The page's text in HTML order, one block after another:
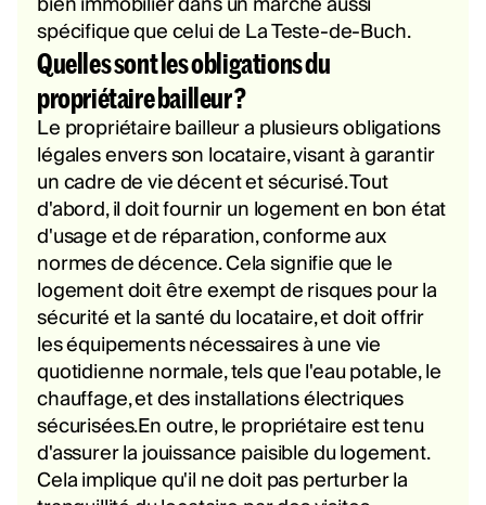
spécifique que celui de La Teste-de-Buch.
Quelles sont les obligations du
propriétaire bailleur ?
Le propriétaire bailleur a plusieurs obligations
légales envers son locataire, visant à garantir
un cadre de vie décent et sécurisé. Tout
d'abord, il doit fournir un logement en bon état
d'usage et de réparation, conforme aux
normes de décence. Cela signifie que le
logement doit être exempt de risques pour la
sécurité et la santé du locataire, et doit offrir
les équipements nécessaires à une vie
quotidienne normale, tels que l'eau potable, le
chauffage, et des installations électriques
sécurisées.En outre, le propriétaire est tenu
d'assurer la jouissance paisible du logement.
Cela implique qu'il ne doit pas perturber la